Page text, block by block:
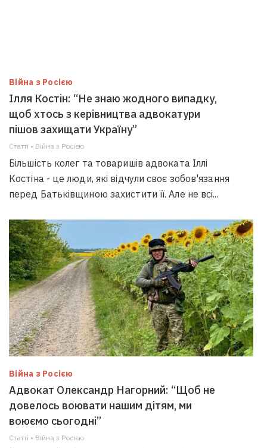
Війна з Росією
Ілля Костін: “Не знаю жодного випадку,
щоб хтось з керівництва адвокатури
пішов захищати Україну”
Статті • Війна з Росією
Більшість колег та товаришів адвоката Іллі
Костіна - це люди, які відчули своє зобов'язання
перед Батьківщиною захистити її. Але не всі...
Війна з Росією
Адвокат Олександр Нагорний: “Щоб не
довелось воювати нашим дітям, ми
воюємо сьогодні”
Статті • Війна з Росією